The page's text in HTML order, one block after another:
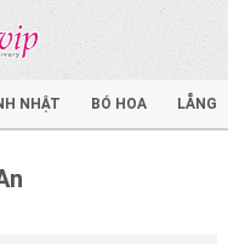
NHẬT BÓ HOA LẴNG